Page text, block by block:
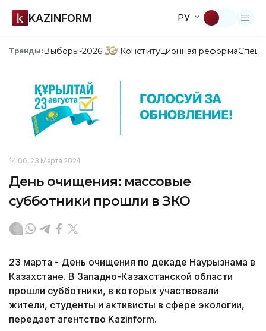
KAZINFORM РУ
Тренды:Выборы-2026 Конституционная реформа
14:06, 23 Марта 2024
День очищения: массовые
субботники прошли в ЗКО
23 марта - День очищения по декаде Наурызнама в
Казахстане. В Западно-Казахстанской области
прошли субботники, в которых участвовали
жители, студенты и активисты в сфере экологии,
передает агентство Kazinform.